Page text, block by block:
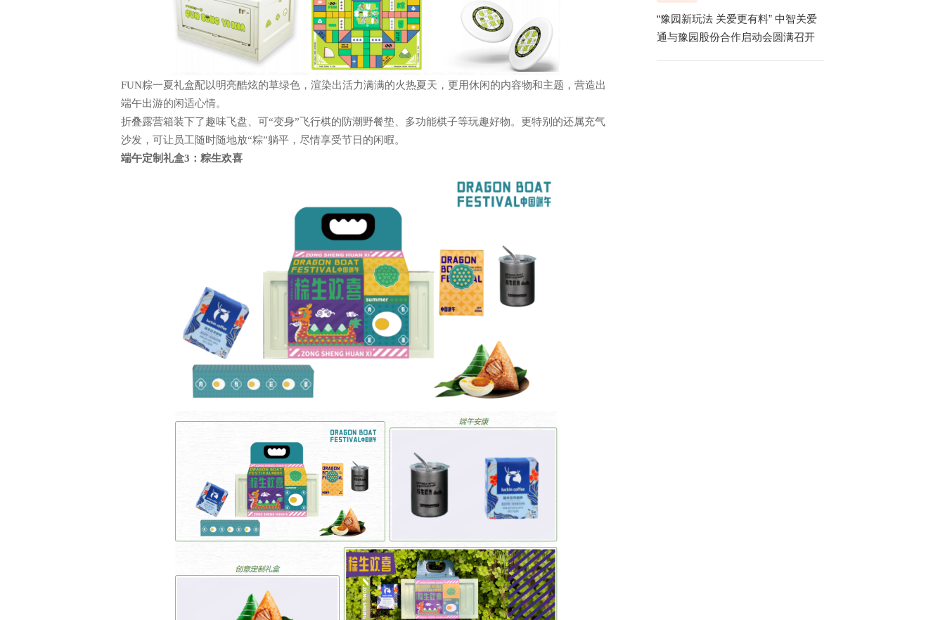
FUN粽一夏礼盒配以明亮酷炫的草绿色，渲染出活力满满的火热夏天，更用休闲的内容物和主题，营造出
端午出游的闲适心情。
折叠露营箱装下了趣味飞盘、可“变身”飞行棋的防潮野餐垫、多功能棋子等玩趣好物。更特别的还属充气
沙发，可让员工随时随地放“粽”躺平，尽情享受节日的闲暇。
端午定制礼盒3：粽生欢喜
“豫园新玩法 关爱更有料” 中智关爱
通与豫园股份合作启动会圆满召开
电话: 021-34014622
邮箱: CUSTOMER@GUANAITONG.COM
企业售前热线: 400-920-6969 地址: 上海市徐汇区沪闵路9299号中智大厦9楼